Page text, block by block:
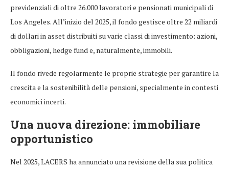
previdenziali di oltre 26.000 lavoratori e pensionati municipali di
Los Angeles. All’inizio del 2025, il fondo gestisce oltre 22 miliardi
di dollari in asset distribuiti su varie classi di investimento: azioni,
obbligazioni, hedge fund e, naturalmente, immobili.
Il fondo rivede regolarmente le proprie strategie per garantire la
crescita e la sostenibilità delle pensioni, specialmente in contesti
economici incerti.
Una nuova direzione: immobiliare
opportunistico
Nel 2025, LACERS ha annunciato una revisione della sua politica